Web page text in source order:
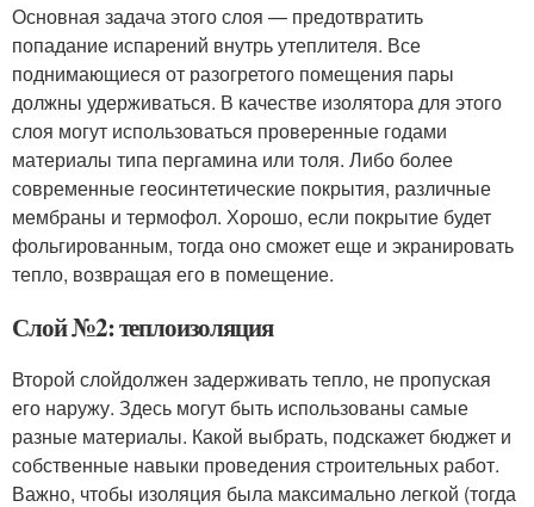
Основная задача этого слоя — предотвратить
попадание испарений внутрь утеплителя. Все
поднимающиеся от разогретого помещения пары
должны удерживаться. В качестве изолятора для этого
слоя могут использоваться проверенные годами
материалы типа пергамина или толя. Либо более
современные геосинтетические покрытия, различные
мембраны и термофол. Хорошо, если покрытие будет
фольгированным, тогда оно сможет еще и экранировать
тепло, возвращая его в помещение.
Слой №2: теплоизоляция
Второй слойдолжен задерживать тепло, не пропуская
его наружу. Здесь могут быть использованы самые
разные материалы. Какой выбрать, подскажет бюджет и
собственные навыки проведения строительных работ.
Важно, чтобы изоляция была максимально легкой (тогда